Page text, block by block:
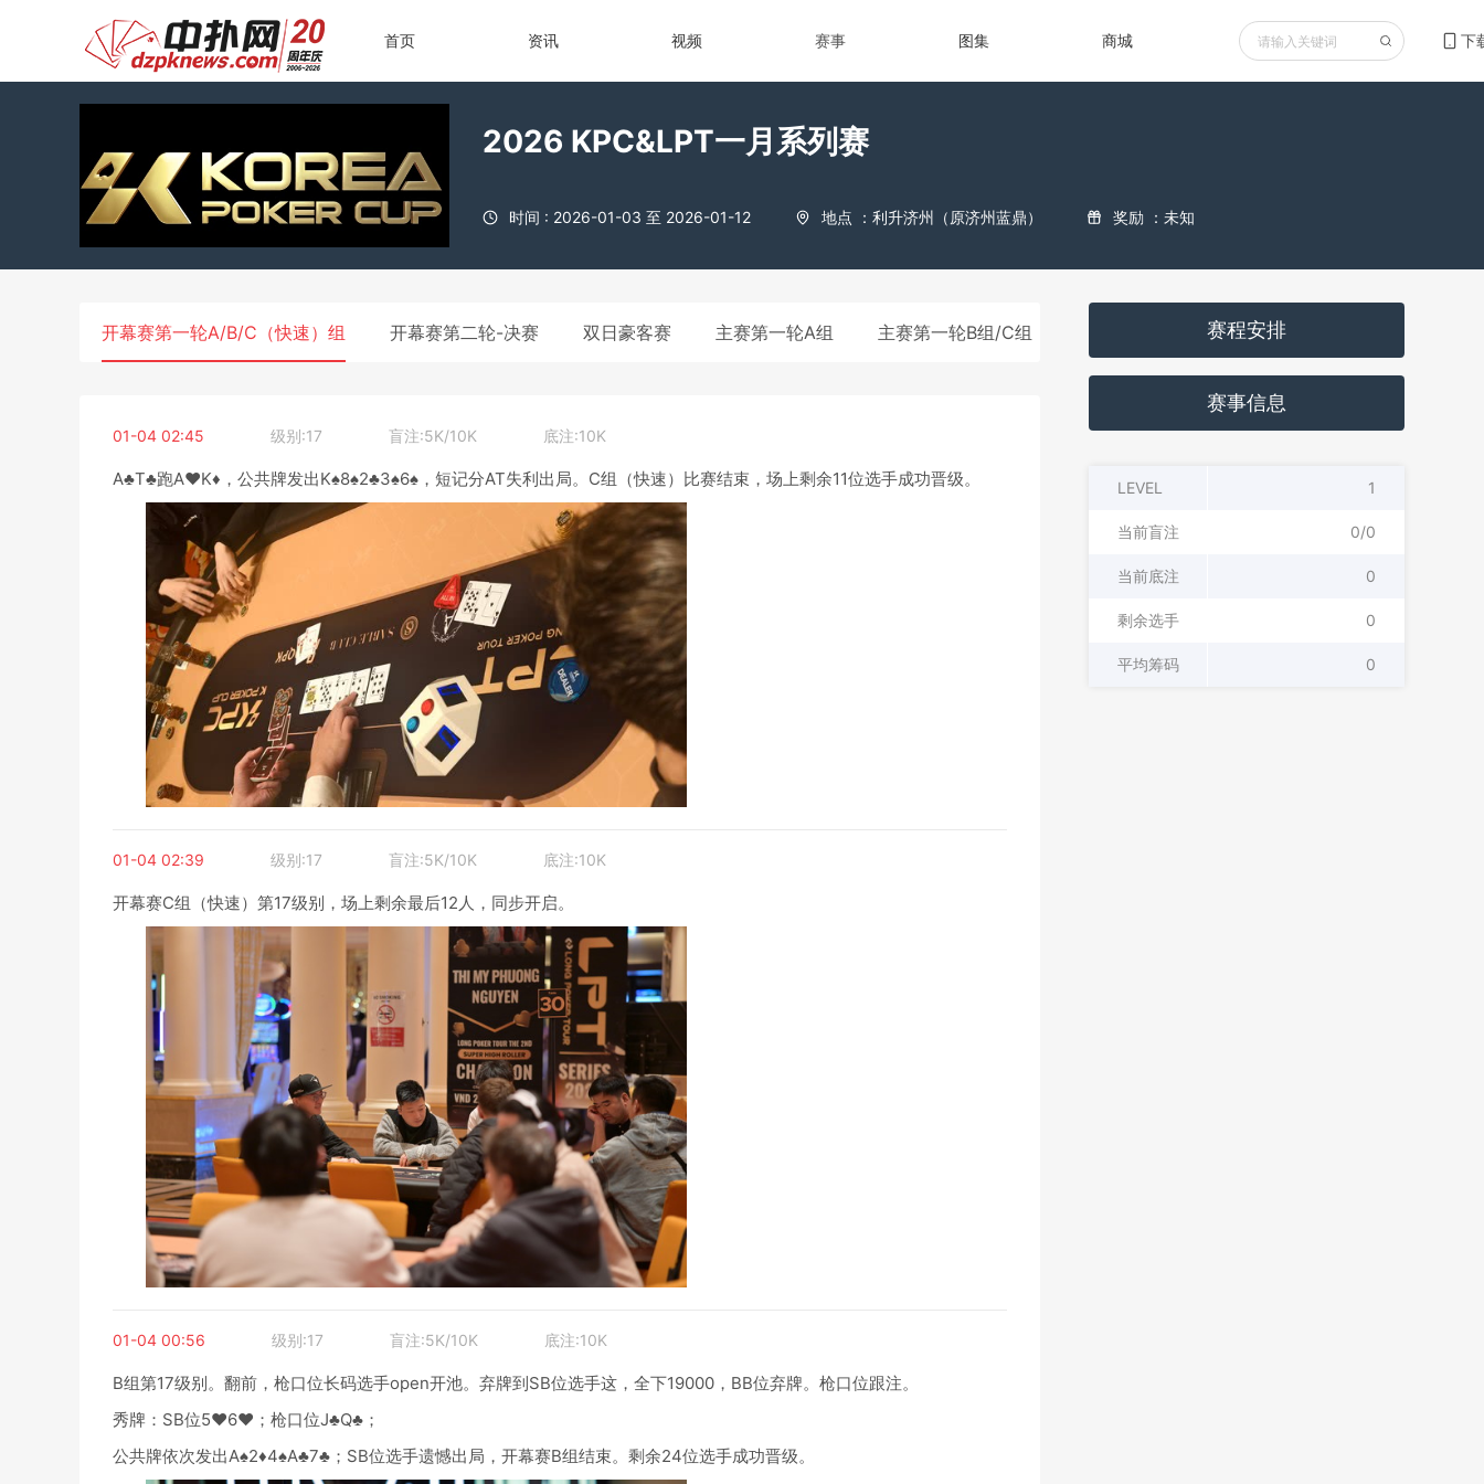
首页 资讯 视频 赛事 图集 商城 下
2026 KPC&LPT一月系列赛
时间 : 2026-01-03 至 2026-01-12 地点 ：利升济州（原济州蓝鼎） 奖励 ：未知
开幕赛第一轮A/B/C（快速）组 开幕赛第二轮-决赛 双日豪客赛 主赛第一轮A组 主赛第一轮B组/C组（快速） 主赛第一轮D组
01-04 02:45 级别:17 盲注:5K/10K 底注:10K
A♣T♣跑A♥K♦，公共牌发出K♠8♠2♣3♠6♠，短记分AT失利出局。C组（快速）比赛结束，场上剩余11位选手成功晋级。
01-04 02:39 级别:17 盲注:5K/10K 底注:10K
开幕赛C组（快速）第17级别，场上剩余最后12人，同步开启。
01-04 00:56 级别:17 盲注:5K/10K 底注:10K
B组第17级别。翻前，枪口位长码选手open开池。弃牌到SB位选手这，全下19000，BB位弃牌。枪口位跟注。
秀牌：SB位5♥6♥；枪口位J♣Q♣；
公共牌依次发出A♠2♦4♠A♣7♣；SB位选手遗憾出局，开幕赛B组结束。剩余24位选手成功晋级。
赛程安排
赛事信息
LEVEL 1
当前盲注 0/0
当前底注 0
剩余选手 0
平均筹码 0